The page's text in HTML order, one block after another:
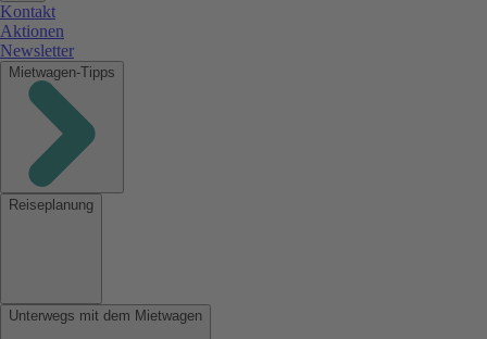
Kontakt
Aktionen
Newsletter
Mietwagen-Tipps
Reiseplanung
Unterwegs mit dem Mietwagen